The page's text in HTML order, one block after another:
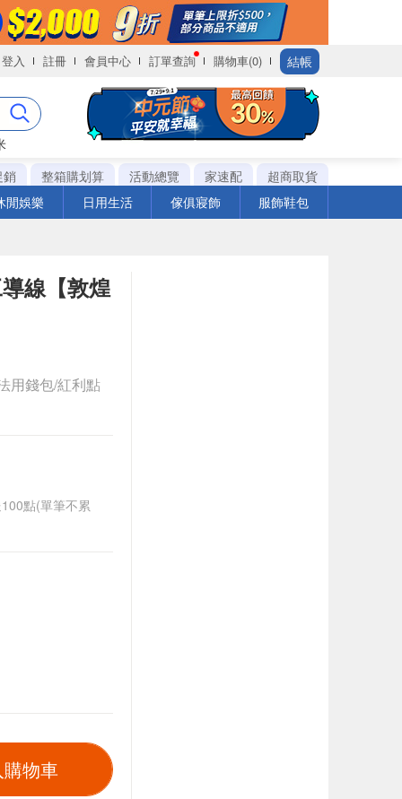
登入 註冊 會員中心 訂單查詢 購物車(0) 結帳
銷 整箱購划算 活動總覽 家速配
超商取貨
閒娛樂 日用生活 傢俱寢飾 服飾鞋包
線【敦煌
用錢包/紅利點
點(單筆不累
物車